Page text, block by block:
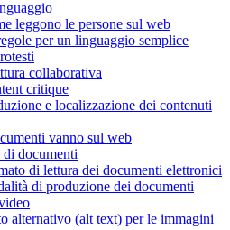
leggono le persone sul web
per un linguaggio semplice
collaborativa
critique
e localizzazione dei contenuti
vanno sul web
documenti
di lettura dei documenti elettronici
di produzione dei documenti
alternativo (alt text) per le immagini